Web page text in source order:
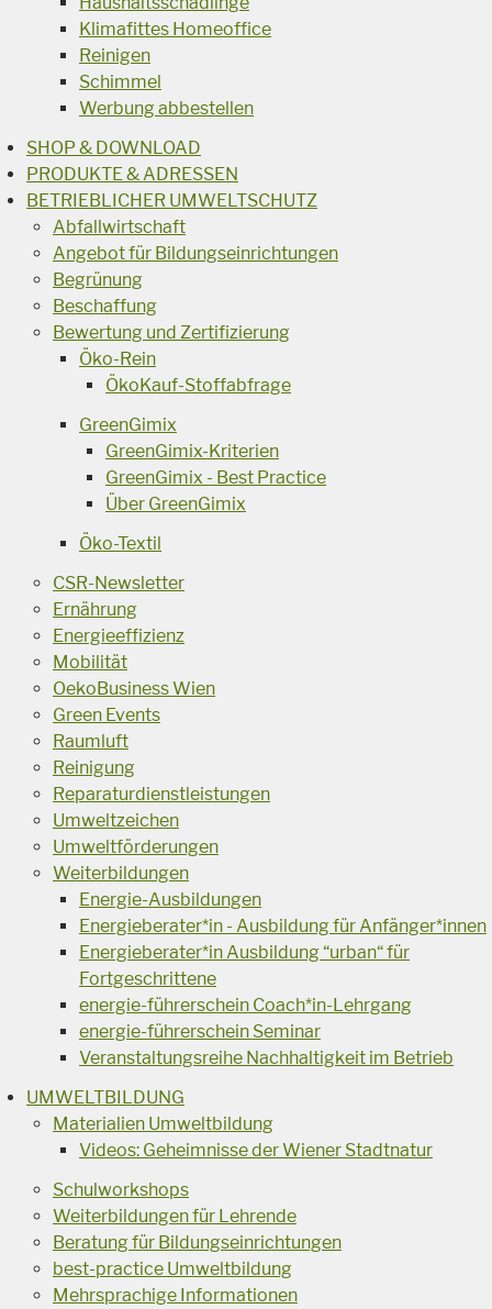
Klimafittes Homeoffice
Reinigen
Schimmel
Werbung abbestellen
SHOP & DOWNLOAD
PRODUKTE & ADRESSEN
BETRIEBLICHER UMWELTSCHUTZ
Abfallwirtschaft
Angebot für Bildungseinrichtungen
Begrünung
Beschaffung
Bewertung und Zertifizierung
Öko-Rein
ÖkoKauf-Stoffabfrage
GreenGimix
GreenGimix-Kriterien
GreenGimix - Best Practice
Über GreenGimix
Öko-Textil
CSR-Newsletter
Ernährung
Energieeffizienz
Mobilität
OekoBusiness Wien
Green Events
Raumluft
Reinigung
Reparaturdienstleistungen
Umweltzeichen
Umweltförderungen
Weiterbildungen
Energie-Ausbildungen
Energieberater*in - Ausbildung für Anfänger*innen
Energieberater*in Ausbildung “urban“ für
Fortgeschrittene
energie-führerschein Coach*in-Lehrgang
energie-führerschein Seminar
Veranstaltungsreihe Nachhaltigkeit im Betrieb
UMWELTBILDUNG
Materialien Umweltbildung
Videos: Geheimnisse der Wiener Stadtnatur
Schulworkshops
Weiterbildungen für Lehrende
Beratung für Bildungseinrichtungen
best-practice Umweltbildung
Mehrsprachige Informationen